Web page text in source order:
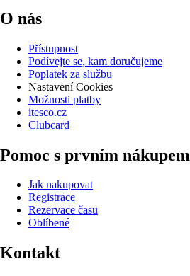
O nás
Přístupnost
Podívejte se, kam doručujeme
Poplatek za službu
Nastavení Cookies
Možnosti platby
itesco.cz
Clubcard
Pomoc s prvním nákupem
Jak nakupovat
Registrace
Rezervace času
Oblíbené
Kontakt